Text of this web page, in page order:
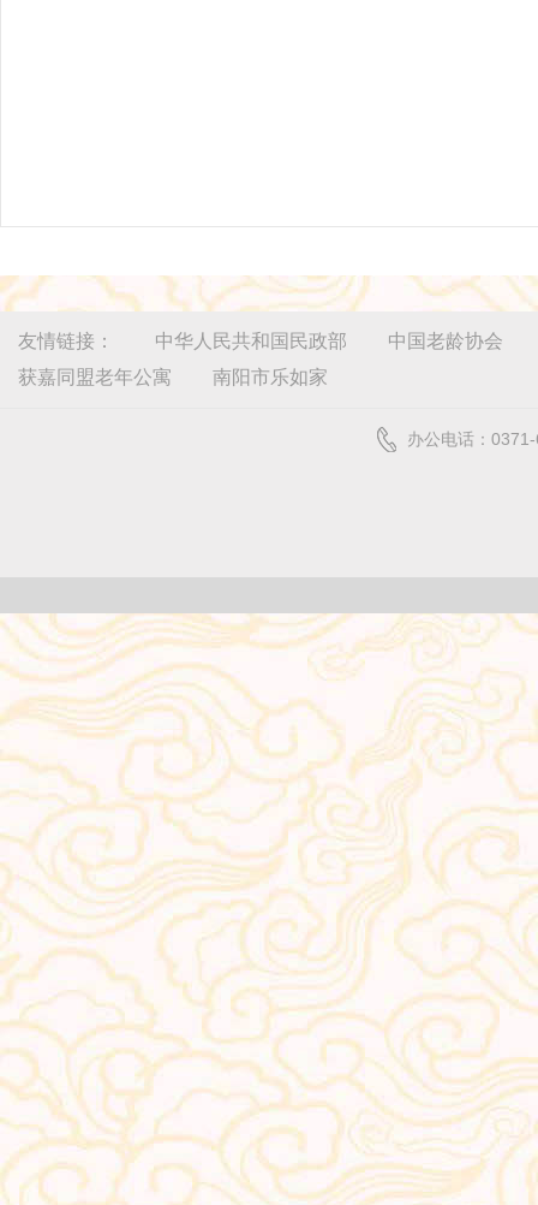
友情链接： 中华人民共和国民政部
中国老龄协会
获嘉同盟老年公寓
南阳市乐如家
办公电话：